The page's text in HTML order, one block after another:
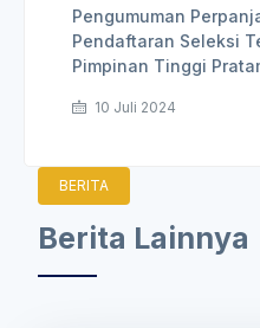
Pengumuman
Pendaftaran Seleksi
Pimpinan Tinggi
10 Juli 2024
BERITA
Berita Lainnya